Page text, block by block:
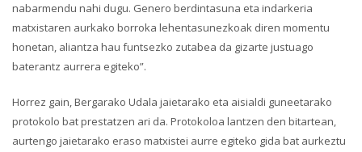
nabarmendu nahi dugu. Genero berdintasuna eta indarkeria
matxistaren aurkako borroka lehentasunezkoak diren momentu
honetan, aliantza hau funtsezko zutabea da gizarte justuago
baterantz aurrera egiteko”.
Horrez gain, Bergarako Udala jaietarako eta aisialdi guneetarako
protokolo bat prestatzen ari da. Protokoloa lantzen den bitartean,
aurtengo jaietarako eraso matxistei aurre egiteko gida bat aurkeztu